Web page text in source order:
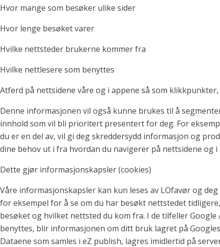
Hvor mange som besøker ulike sider
Hvor lenge besøket varer
Hvilke nettsteder brukerne kommer fra
Hvilke nettlesere som benyttes
Atferd på nettsidene våre og i appene så som klikkpunkter,
Denne informasjonen vil også kunne brukes til å
innhold som vil bli prioritert presentert for deg. For
du er en del av, vil gi deg skreddersydd informasjon og
dine behov ut i fra hvordan du navigerer på nettsidene og
Dette gjør informasjonskapsler (cookies)
Våre informasjonskapsler kan kun leses av LOfavør og
for eksempel for å se om du har besøkt nettstedet
besøket og hvilket nettsted du kom fra. I de tilfeller Google
benyttes, blir informasjonen om ditt bruk lagret på Googles
Dataene som samles i eZ publish, lagres imidlertid på